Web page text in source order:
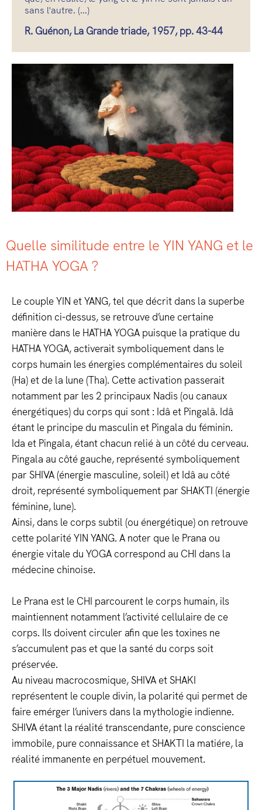
sans l'autre. (...)
R. Guénon, La Grande triade, 1957, pp. 43-44
Quelle similitude entre le YIN YANG et le
HATHA YOGA ?
Le couple YIN et YANG, tel que décrit dans la superbe
définition ci-dessus, se retrouve d’une certaine
manière dans le HATHA YOGA puisque la pratique du
HATHA YOGA, activerait symboliquement dans le
corps humain les énergies complémentaires du soleil
(Ha) et de la lune (Tha). Cette activation passerait
notamment par les 2 principaux Nadis (ou canaux
énergétiques) du corps qui sont : Idâ et Pingalâ. Idâ
étant le principe du masculin et Pingala du féminin.
Ida et Pingala, étant chacun relié à un côté du cerveau.
Pingala au côté gauche, représenté symboliquement
par SHIVA (énergie masculine, soleil) et Idâ au côté
droit, représenté symboliquement par SHAKTI (énergie
féminine, lune).
Ainsi, dans le corps subtil (ou énergétique) on retrouve
cette polarité YIN YANG. A noter que le Prana ou
énergie vitale du YOGA correspond au CHI dans la
médecine chinoise.
Le Prana est le CHI parcourent le corps humain, ils
maintiennent notamment l’activité cellulaire de ce
corps. Ils doivent circuler afin que les toxines ne
s’accumulent pas et que la santé du corps soit
préservée.
Au niveau macrocosmique,SHIVA et SHAKI
représentent le couple divin, la polarité qui permet de
faire emérger l’univers dans la mythologie indienne.
SHIVA étant la réalité transcendante, pure conscience
immobile, pure connaissance et SHAKTI la matiére, la
réalité immanente en perpétuel mouvement.